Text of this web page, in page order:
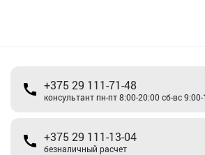
+375 29 111-71-48
консультант пн-пт 8:00-20:00 сб-вс
+375 29 111-13-04
безналичный расчет